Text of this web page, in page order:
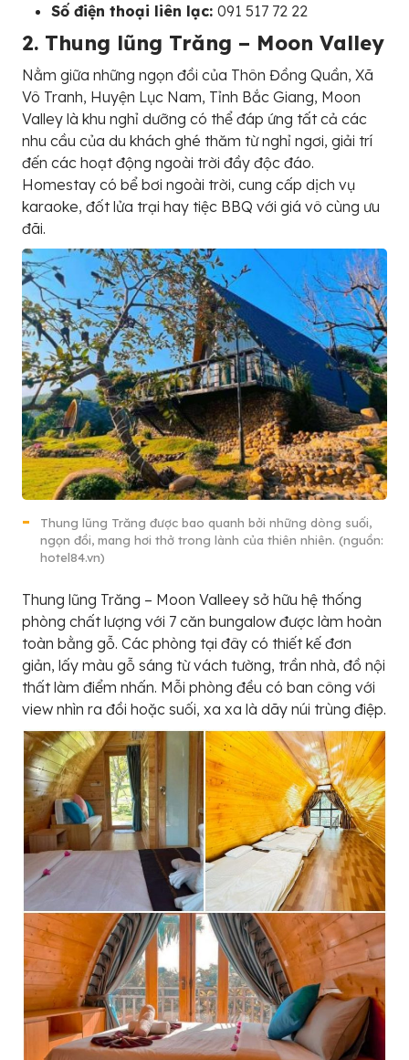
Số điện thoại liên lạc: 091 517 72 22
2. Thung lũng Trăng – Moon Valley
Nằm giữa những ngọn đồi của Thôn Đồng Quần, Xã
Vô Tranh, Huyện Lục Nam, Tỉnh Bắc Giang, Moon
Valley là khu nghỉ dưỡng có thể đáp ứng tất cả các
nhu cầu của du khách ghé thăm từ nghỉ ngơi, giải trí
đến các hoạt động ngoài trời đầy độc đáo.
Homestay có bể bơi ngoài trời, cung cấp dịch vụ
karaoke, đốt lửa trại hay tiệc BBQ với giá vô cùng ưu
đãi.
Thung lũng Trăng được bao quanh bởi những dòng suối,
ngọn đồi, mang hơi thở trong lành của thiên nhiên. (nguồn:
hotel84.vn)
Thung lũng Trăng – Moon Valleey sở hữu hệ thống
phòng chất lượng với 7 căn bungalow được làm hoàn
toàn bằng gỗ. Các phòng tại đây có thiết kế đơn
giản, lấy màu gỗ sáng từ vách tường, trần nhà, đồ nội
thất làm điểm nhấn. Mỗi phòng đều có ban công với
view nhìn ra đồi hoặc suối, xa xa là dãy núi trùng điệp.